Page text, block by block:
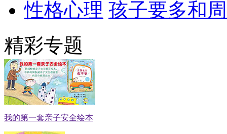
性格心理 孩子要多和
精彩专题
我的第一套亲子安全绘本